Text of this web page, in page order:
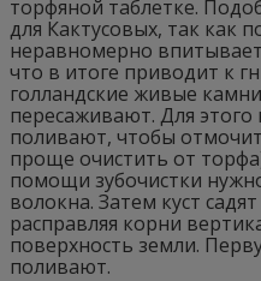
торфяной таблетке.
для Кактусовых, так как
неравномерно
что в итоге приводит к
голландские живые
пересаживают. Для этого
поливают, чтобы
проще очистить от
помощи зубочистки
волокна. Затем куст
расправляя корни
поверхность земли.
поливают.